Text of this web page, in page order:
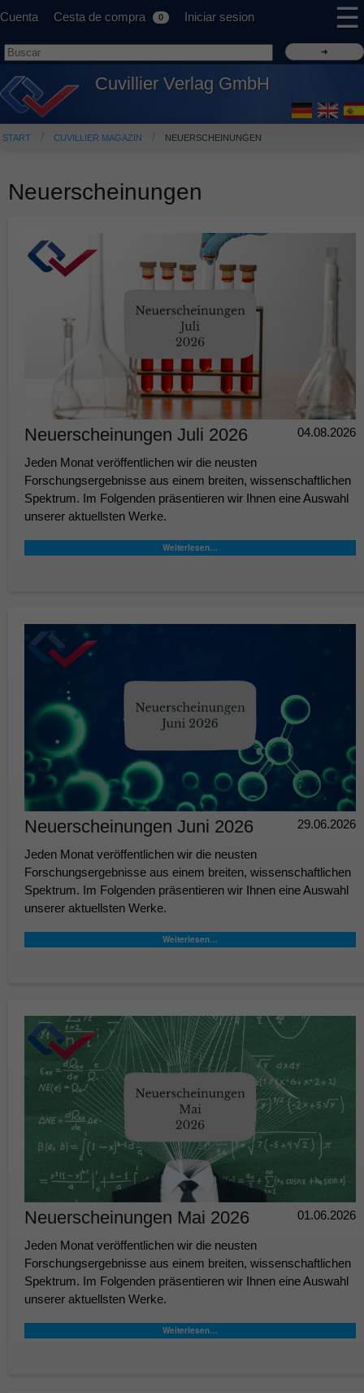
Cuenta Cesta de compra 0 Iniciar sesion ☰
Cuvillier Verlag GmbH
START CUVILLIER MAGAZIN NEUERSCHEINUNGEN
Neuerscheinungen
04.08.2026
Neuerscheinungen Juli 2026
Jeden Monat veröffentlichen wir die neusten
Forschungsergebnisse aus einem breiten, wissenschaftlichen
Spektrum. Im Folgenden präsentieren wir Ihnen eine Auswahl
unserer aktuellsten Werke.
Weiterlesen…
29.06.2026
Neuerscheinungen Juni 2026
Jeden Monat veröffentlichen wir die neusten
Forschungsergebnisse aus einem breiten, wissenschaftlichen
Spektrum. Im Folgenden präsentieren wir Ihnen eine Auswahl
unserer aktuellsten Werke.
Weiterlesen…
01.06.2026
Neuerscheinungen Mai 2026
Jeden Monat veröffentlichen wir die neusten
Forschungsergebnisse aus einem breiten, wissenschaftlichen
Spektrum. Im Folgenden präsentieren wir Ihnen eine Auswahl
unserer aktuellsten Werke.
Weiterlesen…